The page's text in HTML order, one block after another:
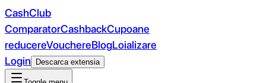
CashClub
ComparatorCashbackCupoane
reducereVouchereBlogLoializare
Login
Descarca extensia